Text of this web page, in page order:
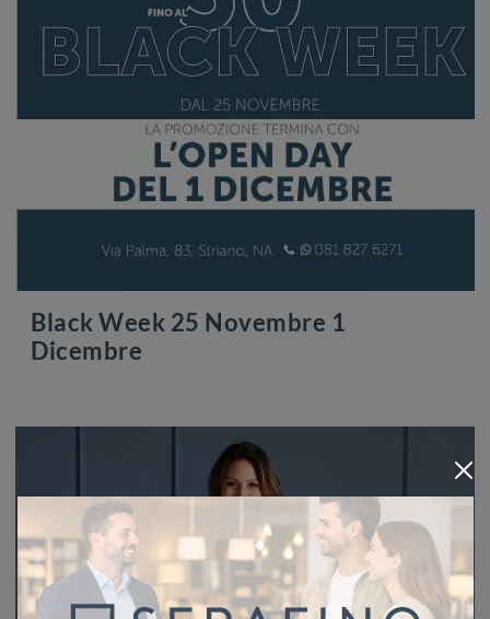
Black Week 25 Novembre 1
Dicembre